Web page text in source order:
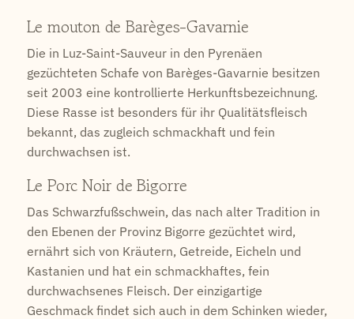
Le mouton de Barèges-Gavarnie
Die in Luz-Saint-Sauveur in den Pyrenäen
gezüchteten Schafe von Barèges-Gavarnie besitzen
seit 2003 eine kontrollierte Herkunftsbezeichnung.
Diese Rasse ist besonders für ihr Qualitätsfleisch
bekannt, das zugleich schmackhaft und fein
durchwachsen ist.
Le Porc Noir de Bigorre
Das Schwarzfußschwein, das nach alter Tradition in
den Ebenen der Provinz Bigorre gezüchtet wird,
ernährt sich von Kräutern, Getreide, Eicheln und
Kastanien und hat ein schmackhaftes, fein
durchwachsenes Fleisch. Der einzigartige
Geschmack findet sich auch in dem Schinken wieder,